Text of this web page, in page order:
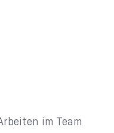
im Team